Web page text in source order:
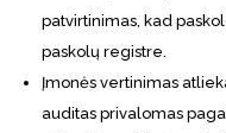
patvirtinimas, kad
paskolų registre.
Įmonės vertinimas
auditas privalomas